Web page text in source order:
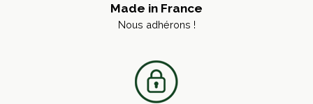
Made in France
Nous adhérons !